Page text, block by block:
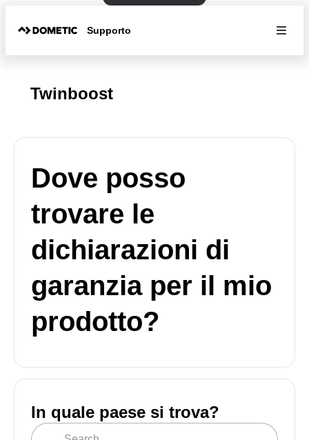
Supporto
Twinboost
Dove posso
trovare le
dichiarazioni di
garanzia per il mio
prodotto?
In quale paese si trova?